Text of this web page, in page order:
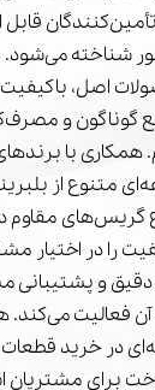
شناخته
اصل، باکیفیت
گوناگون و
همکاری با
متنوع از
گریس‌های مقاوم
را در اختیار
و پشتیبانی
فعالیت می‌کند.
در خرید
برای مشتریان